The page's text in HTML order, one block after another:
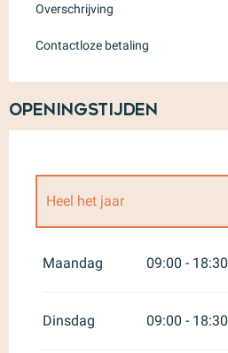
Overschrijving
Contactloze betaling
Openingstijden
Heel het jaar
Maandag 09:00 - 18:30
Dinsdag 09:00 - 18:30